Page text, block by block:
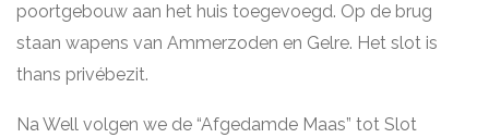
poortgebouw aan het huis toegevoegd. Op de brug
staan wapens van Ammerzoden en Gelre. Het slot is
thans privébezit.
Na Well volgen we de “Afgedamde Maas” tot Slot